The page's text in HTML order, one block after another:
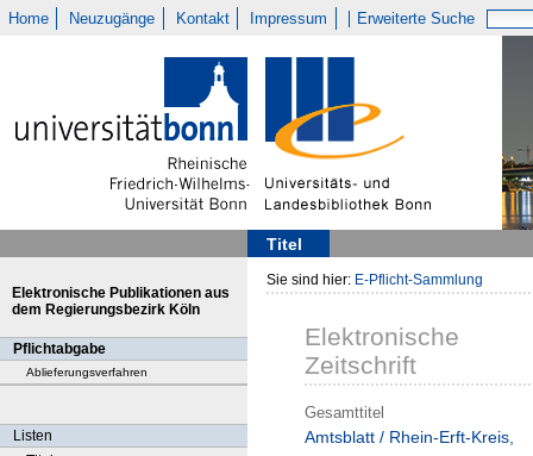
Home Neuzugänge Kontakt Impressum Erweiterte Suche
Titel
Elektronische Publikationen aus
dem Regierungsbezirk Köln
Pflichtabgabe
Ablieferungsverfahren
Listen
Sie sind hier: E-Pflicht-Sammlung
Elektronische
Zeitschrift
Gesamttitel
Amtsblatt / Rhein-Erft-Kreis,